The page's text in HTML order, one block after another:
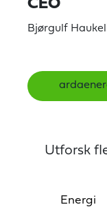
CEO
Bjørgulf
Utforsk
Energi